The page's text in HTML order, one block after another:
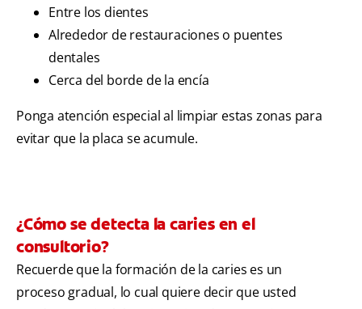
Entre los dientes
Alrededor de restauraciones o puentes
dentales
Cerca del borde de la encía
Ponga atención especial al limpiar estas zonas para
evitar que la placa se acumule.
¿Cómo se detecta la caries en el
consultorio?
Recuerde que la formación de la caries es un
proceso gradual, lo cual quiere decir que usted